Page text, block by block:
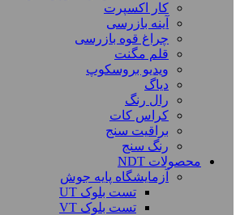
کار اکسپرت
آینه بازرسی
چراغ قوه بازرسی
قلم مگنت
ویدیو بروسکوپ
دیاگ
رال رنگ
کراس کات
براقیت سنج
رنگ سنج
محصولات NDT
آزمایشگاه پایه جوش
تست بلوک UT
تست بلوک VT